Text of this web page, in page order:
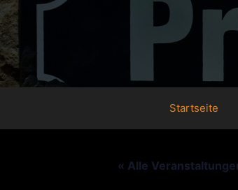
Zum
Inhalt
springen
Startseite
« Alle